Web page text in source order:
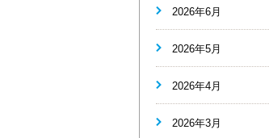
2026年6月
2026年5月
2026年4月
2026年3月